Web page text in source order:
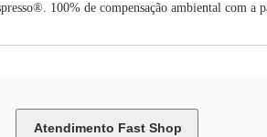
100% de compensação ambiental com a
Atendimento Fast Shop